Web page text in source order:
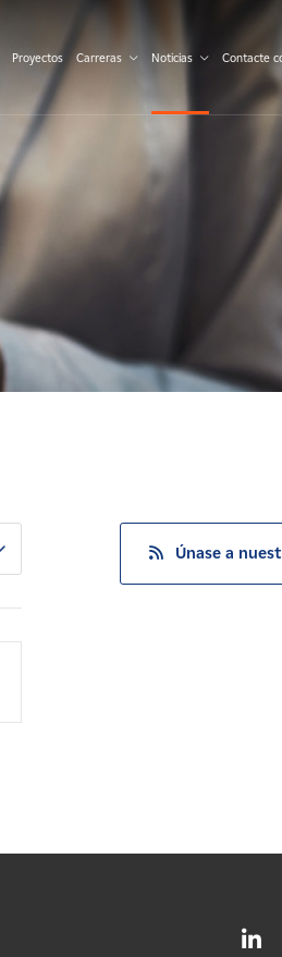
Proyectos Carreras Noticias Contacte
Únase a